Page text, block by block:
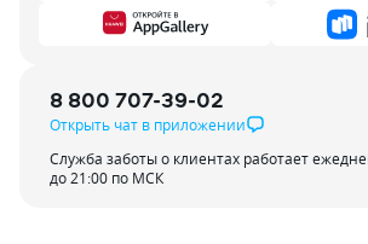
8 800 707-39-02
Открыть чат в приложении
Служба заботы о клиентах работает
до 21:00 по МСК